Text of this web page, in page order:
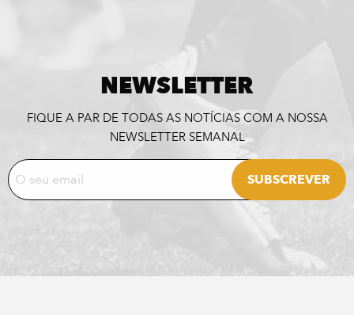
NEWSLETTER
FIQUE A PAR DE TODAS AS NOTÍCIAS COM A NOSSA
NEWSLETTER SEMANAL